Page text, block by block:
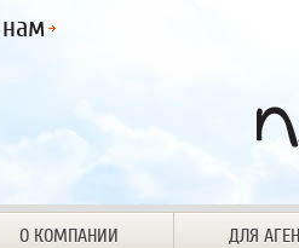
нам
О КОМПАНИИ ДЛЯ